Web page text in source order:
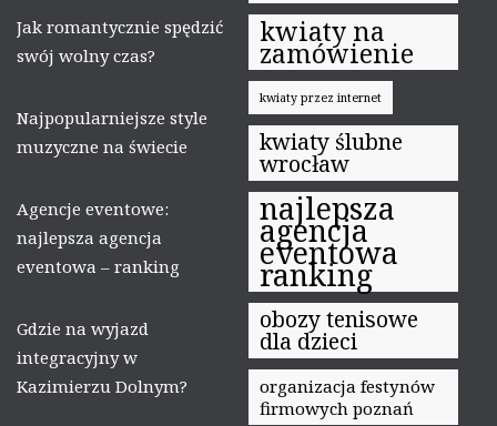
Jak romantycznie spędzić
swój wolny czas?
Najpopularniejsze style
muzyczne na świecie
Agencje eventowe:
najlepsza agencja
eventowa – ranking
Gdzie na wyjazd
integracyjny w
Kazimierzu Dolnym?
kwiaty na
zamówienie
kwiaty przez internet
kwiaty ślubne
wrocław
najlepsza
agencja
eventowa
ranking
obozy tenisowe
dla dzieci
organizacja festynów
firmowych poznań